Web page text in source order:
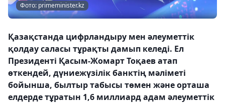
Фото: primeminister.kz
Қазақстанда цифрландыру мен әлеуметтік
қолдау саласы тұрақты дамып келеді. Ел
Президенті Қасым-Жомарт Тоқаев атап
өткендей, дүниежүзілік банктің мәліметі
бойынша, былтыр табысы төмен және орташа
елдерде тұратын 1,6 миллиард адам әлеуметтік